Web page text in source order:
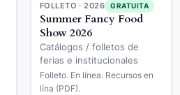
FOLLETO · 2026 GRATUITA
Summer Fancy Food
Show 2026
Catálogos / folletos de
ferias e institucionales
Folleto. En línea. Recursos en
lína (PDF).